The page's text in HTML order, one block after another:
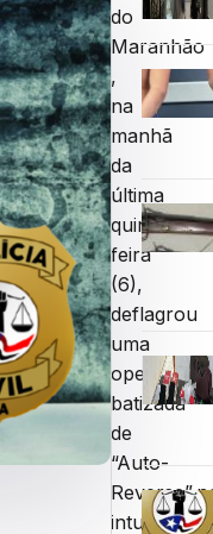
do
Maranhão
,
na
manhã
da
última
quinta-
feira
(6),
deflagrou
uma
operação
batizada
de
“Auto-
intuito